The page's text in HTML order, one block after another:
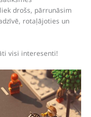
drošs, pārrunāsim
rotaļājoties un
visi interesenti!